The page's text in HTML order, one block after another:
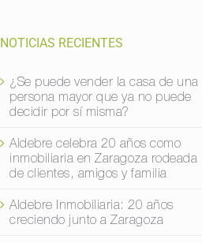
NOTICIAS RECIENTES
¿Se puede vender la casa de una
persona mayor que ya no puede
decidir por sí misma?
Aldebre celebra 20 años como
inmobiliaria en Zaragoza rodeada
de clientes, amigos y familia
Aldebre Inmobiliaria: 20 años
creciendo junto a Zaragoza